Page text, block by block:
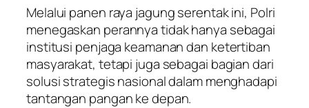
Melalui panen raya jagung serentak ini, Polri
menegaskan perannya tidak hanya sebagai
institusi penjaga keamanan dan ketertiban
masyarakat, tetapi juga sebagai bagian dari
solusi strategis nasional dalam menghadapi
tantangan pangan ke depan.